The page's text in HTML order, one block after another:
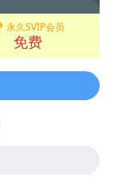
永久SVIP会员
免费